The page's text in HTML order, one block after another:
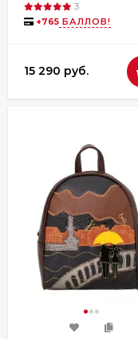
3
+765 БАЛЛОВ!
15 290 руб.